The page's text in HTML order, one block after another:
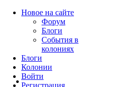
Новое на сайте
Форум
Блоги
События в
колониях
Блоги
Колонии
Войти
Peгиcтpaция